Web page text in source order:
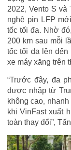
2022, Vento S
nghệ pin LFP
tốc tối đa. Nhờ
200 km sau mỗi
tốc tối đa lên đến
xe máy xăng trên
“Trước đây, đa
được nhập từ
không cao,
khi VinFast xuất
toàn thay đổi”,